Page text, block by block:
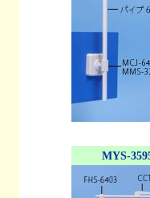
MYS-